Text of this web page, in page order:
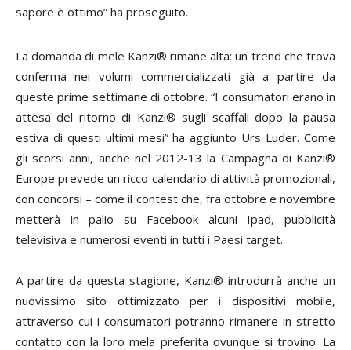
sapore è ottimo” ha proseguito.
La domanda di mele Kanzi® rimane alta: un trend che trova
conferma nei volumi commercializzati già a partire da
queste prime settimane di ottobre. “I consumatori erano in
attesa del ritorno di Kanzi® sugli scaffali dopo la pausa
estiva di questi ultimi mesi” ha aggiunto Urs Luder. Come
gli scorsi anni, anche nel 2012-13 la Campagna di Kanzi®
Europe prevede un ricco calendario di attività promozionali,
con concorsi – come il contest che, fra ottobre e novembre
metterà in palio su Facebook alcuni Ipad, pubblicità
televisiva e numerosi eventi in tutti i Paesi target.
A partire da questa stagione, Kanzi® introdurrà anche un
nuovissimo sito ottimizzato per i dispositivi mobile,
attraverso cui i consumatori potranno rimanere in stretto
contatto con la loro mela preferita ovunque si trovino. La